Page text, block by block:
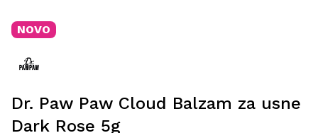
NOVO
Dr. Paw Paw Cloud Balzam za usne
Dark Rose 5g